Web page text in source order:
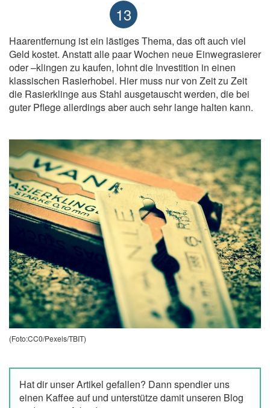
13
Haarentfernung ist ein lästiges Thema, das oft auch viel
Geld kostet. Anstatt alle paar Wochen neue Einwegrasierer
oder –klingen zu kaufen, lohnt die Investition in einen
klassischen Rasierhobel. Hier muss nur von Zeit zu Zeit
die Rasierklinge aus Stahl ausgetauscht werden, die bei
guter Pflege allerdings aber auch sehr lange halten kann.
(Foto:CC0/Pexels/TBIT)
Hat dir unser Artikel gefallen? Dann spendier uns
einen Kaffee aufund unterstütze damit unseren Blog